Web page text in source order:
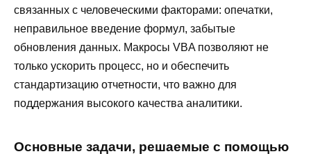
связанных с человеческими факторами: опечатки,
неправильное введение формул, забытые
обновления данных. Макросы VBA позволяют не
только ускорить процесс, но и обеспечить
стандартизацию отчетности, что важно для
поддержания высокого качества аналитики.
Основные задачи, решаемые с помощью